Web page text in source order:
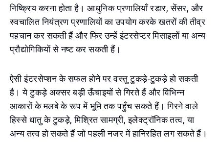
निष्क्रिय करना होता है। आधुनिक प्रणालियाँ रडार, सेंसर, और
स्वचालित नियंत्रण प्रणालियों का उपयोग करके खतरों की तीव्र
पहचान कर सकती हैं और फिर उन्हें इंटरसेप्टर मिसाइलों या अन्य
प्रौद्योगिकियों से नष्ट कर सकती हैं।
ऐसी इंटरसेप्शन के सफल होने पर वस्तु टुकड़े-टुकड़े हो सकती
है। ये टुकड़े अक्सर बड़ी ऊँचाइयों से गिरते हैं और विभिन्न
आकारों के मलबे के रूप में भूमि तक पहुँच सकते हैं। गिरने वाले
हिस्से धातु के टुकड़े, मिश्रित सामग्री, इलेक्ट्रॉनिक तत्व, या
अन्य तत्व हो सकते हैं जो पहली नजर में हानिरहित लग सकते हैं।